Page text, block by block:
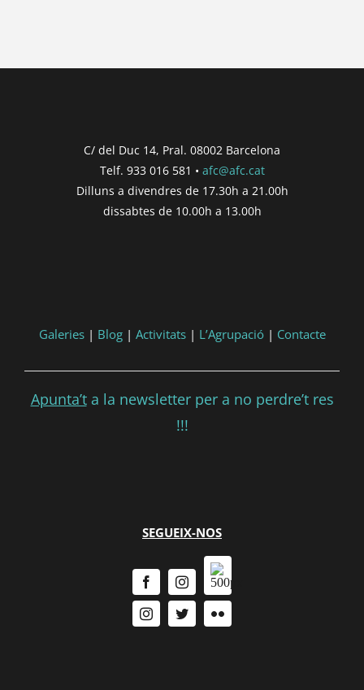
'DD/MM/YYYY') }}
Finalització de participació |{{
formatDate(post.end, 'YYYY-MM-DD',
'DD/MM/YYYY') }}
C/ del Duc 14, Pral. 08002 Barcelona
Telf. 933 016 581 • afc@afc.cat
Dilluns a divendres de 17.30h a 21.00h
dissabtes de 10.00h a 13.00h
Galeries| Blog| Activitats| L’Agrupació| Contacte
Apunta’ta la newsletter per a no perdre’t res
!!!
SEGUEIX-NOS